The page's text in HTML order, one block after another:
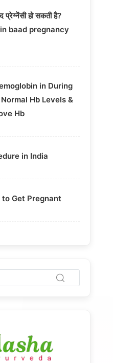
प्रेग्नेंसी हो सकती है?
baad pregnancy
in During
Hb Levels &
Hb
in India
Get Pregnant